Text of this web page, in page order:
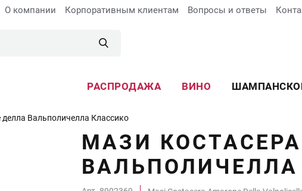
О компании Корпоративным клиентам Вопросы и ответы
РАСПРОДАЖА ВИНО
Вальполичелла Классико
МАЗИ